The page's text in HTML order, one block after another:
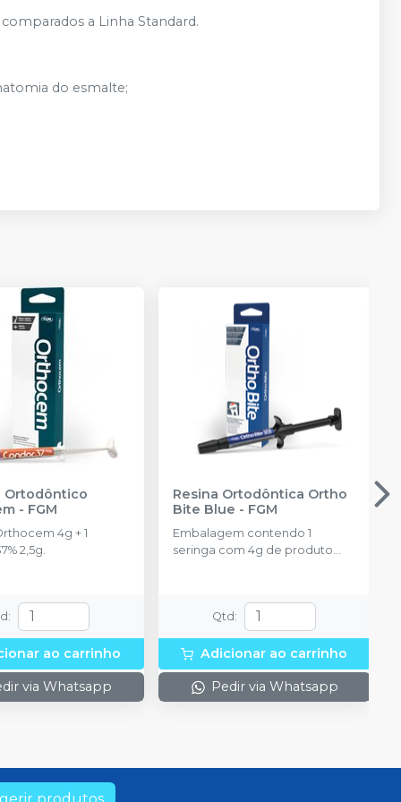
Ver info
Ver info
Produto
Ver info
Produto
esgotado
Produto
Ver info
Produto
esgotado
Ver info
Produto
esgotado
a Linha Standard.
do esmalte;
Ortodôntico
- FGM
4g + 1
2,5g.
:
ao carrinho
via Whatsapp
Resina Ortodôntica Ortho
Bite Blue - FGM
Embalagem contendo 1
seringa com 4g de produto
Qtd :
Adicionar ao carrinho
Pedir via Whatsapp
produtos